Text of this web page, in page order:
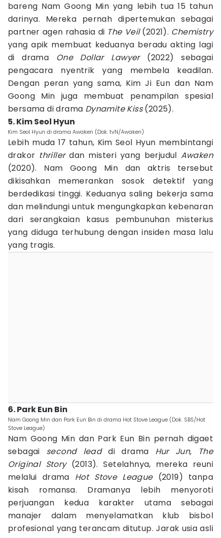
bareng Nam Goong Min yang lebih tua 15 tahun
darinya. Mereka pernah dipertemukan sebagai
partner agen rahasia di The Veil(2021). Chemistry
yang apik membuat keduanya beradu akting lagi
di drama One Dollar Lawyer(2022) sebagai
pengacara nyentrik yang membela keadilan.
Dengan peran yang sama, Kim Ji Eun dan Nam
Goong Min juga membuat penampilan spesial
bersama di drama Dynamite Kiss(2025).
5. Kim Seol Hyun
Kim Seol Hyun di drama Awaken (Dok. tvN/Awaken)
Lebih muda 17 tahun, Kim Seol Hyun membintangi
drakor thrillerdan misteri yang berjudul Awaken
(2020). Nam Goong Min dan aktris tersebut
dikisahkan memerankan sosok detektif yang
berdedikasi tinggi. Keduanya saling bekerja sama
dan melindungi untuk mengungkapkan kebenaran
dari serangkaian kasus pembunuhan misterius
yang diduga terhubung dengan insiden masa lalu
yang tragis.
6. Park Eun Bin
Nam Goong Min dan Park Eun Bin di drama Hot Stove League (Dok. SBS/Hot
Stove League)
Nam Goong Min dan Park Eun Bin pernah digaet
sebagai second leaddi drama Hur Jun, The
Original Story (2013). Setelahnya, mereka reuni
melalui drama Hot Stove League(2019) tanpa
kisah romansa. Dramanya lebih menyoroti
perjuangan kedua karakter utama sebagai
manajer dalam menyelamatkan klub bisbol
profesional yang terancam ditutup. Jarak usia asli